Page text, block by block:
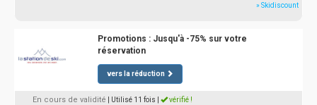
» Skidiscount
Promotions : Jusqu'à -75% sur votre
réservation
vers la réduction
En cours de validité | Utilisé 11 fois vérifié !